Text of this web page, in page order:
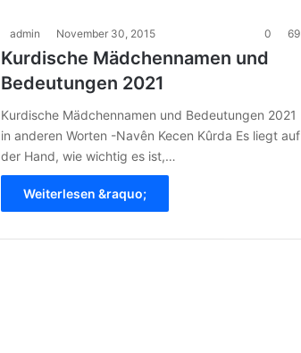
admin November 30, 2015 0 69
Kurdische Mädchennamen und
Bedeutungen 2021
Kurdische Mädchennamen und Bedeutungen 2021
in anderen Worten -Navên Kecen Kûrda Es liegt auf
der Hand, wie wichtig es ist,…
Weiterlesen &raquo;